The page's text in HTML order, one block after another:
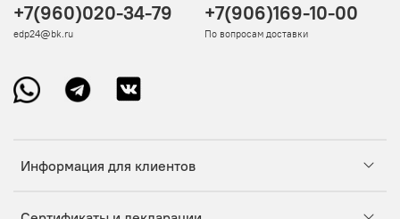
Информация для клиентов
+7(960)020-34-79
edp24@bk.ru
+7(906)169-10-00
По вопросам доставки